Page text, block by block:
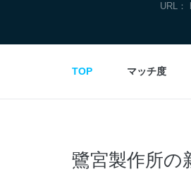
URL：
TOP マッチ度
鷺宮製作所の